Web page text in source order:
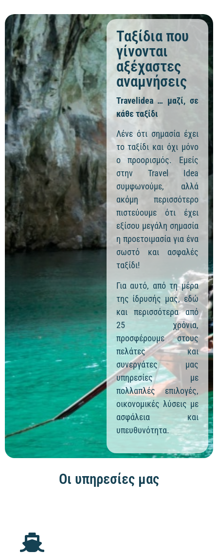
Ταξίδια που
γίνονται
αξέχαστες
αναμνήσεις
Travelidea … μαζί, σε
κάθε ταξίδι
Λένε ότι σημασία έχει
το ταξίδι και όχι μόνο
ο προορισμός. Εμείς
στην Travel Idea
συμφωνούμε, αλλά
ακόμη περισσότερο
πιστεύουμε ότι έχει
εξίσου μεγάλη σημασία
η προετοιμασία για ένα
σωστό και ασφαλές
ταξίδι!
Για αυτό, από τη μέρα
της ίδρυσής μας, εδώ
και περισσότερα από
25 χρόνια,
προσφέρουμε στους
πελάτες και
συνεργάτες μας
υπηρεσίες με
πολλαπλές επιλογές,
οικονομικές λύσεις με
ασφάλεια και
υπευθυνότητα.
Οι υπηρεσίες μας